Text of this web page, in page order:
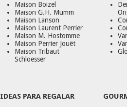
Maison Boizel
Maison G.H. Mumm
Maison Lanson
Maison Laurent Perrier
Maison M. Hostomme
Maison Perrier Jouët
Maison Tribaut
Schloesser
IDEAS PARA REGALAR